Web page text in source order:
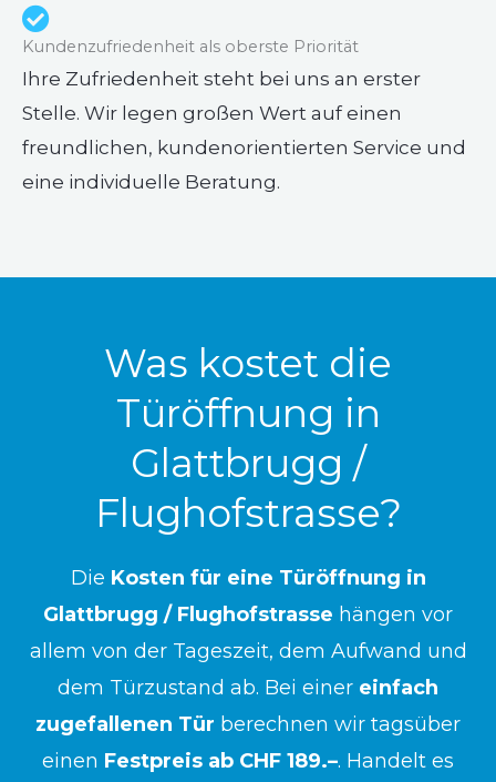
Kundenzufriedenheit als oberste Priorität
Ihre Zufriedenheit steht bei uns an erster
Stelle. Wir legen großen Wert auf einen
freundlichen, kundenorientierten Service und
eine individuelle Beratung.
Was kostet die
Türöffnung in
Glattbrugg /
Flughofstrasse?
Die Kosten für eine Türöffnung in
Glattbrugg / Flughofstrasse hängen vor
allem von der Tageszeit, dem Aufwand und
dem Türzustand ab. Bei einer einfach
zugefallenen Tür berechnen wir tagsüber
einen Festpreis ab CHF 189.–. Handelt es